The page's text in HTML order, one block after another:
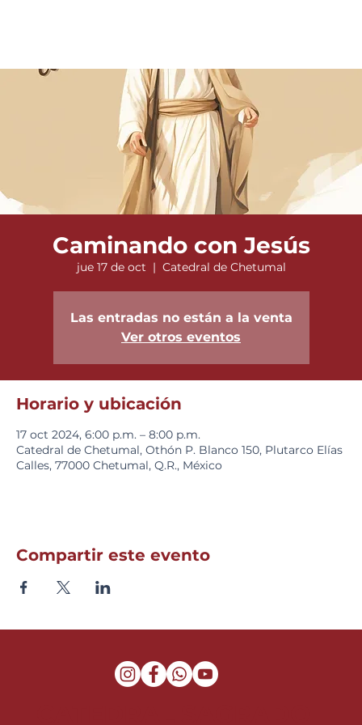
Caminando con Jesús
jue 17 de oct
  |
Catedral de Chetumal
Las entradas no están a la venta
Ver otros eventos
Horario y ubicación
17 oct 2024, 6:00 p.m. – 8:00 p.m.
Catedral de Chetumal, Othón P. Blanco 150, Plutarco Elías
Calles, 77000 Chetumal, Q.R., México
Compartir este evento